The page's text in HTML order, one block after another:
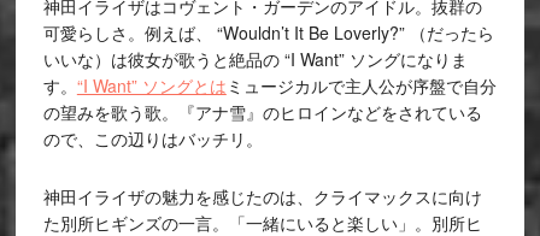
神田イライザはコヴェント・ガーデンのアイドル。抜群の
可愛らしさ。例えば、 “Wouldn’t It Be Loverly?” （だったら
いいな）は彼女が歌うと絶品の “I Want” ソングになりま
す。 “I Want” ソングとは ミュージカルで主人公が序盤で自分
の望みを歌う歌。『アナ雪』のヒロインなどをされている
ので、この辺りはバッチリ。
神田イライザの魅力を感じたのは、クライマックスに向け
た別所ヒギンズの一言。「一緒にいると楽しい」。別所ヒ